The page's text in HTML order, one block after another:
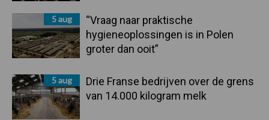
5 aug
“Vraag naar praktische
hygieneoplossingen is in Polen
groter dan ooit”
5 aug
Drie Franse bedrijven over de grens
van 14.000 kilogram melk